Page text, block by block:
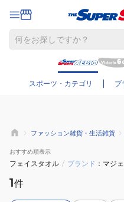
スポーツ・カテゴリ ブ
さ
ファッション雑貨・生活雑貨
おすすめ順表示
フェイスタオル / ブランド マジ
1件